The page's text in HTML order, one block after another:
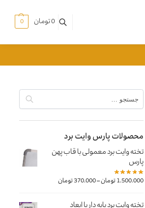
0تومان 0
محصولات پارس وایت برد
تخته وایت برد معمولی با قاب پهن
پارس
1.500.000تومان–
370.000تومان
تخته وایت برد پایه دار با ابعاد